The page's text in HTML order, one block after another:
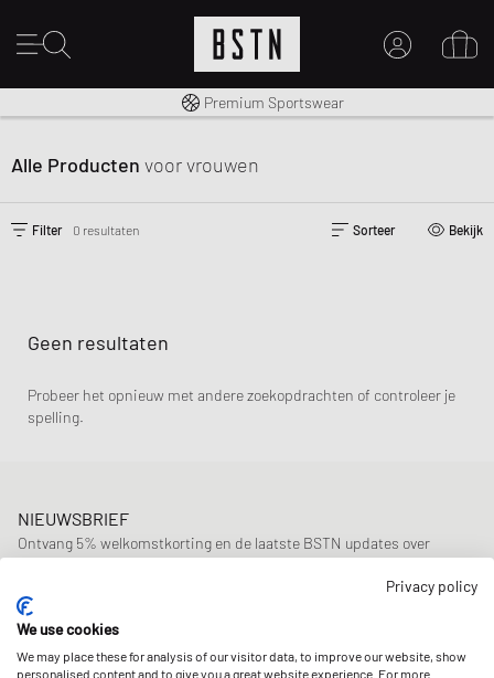
MIJN ACCOUNT
MAAK EEN ACCOUNT AAN
Gratis verzending naar NL vanaf € 100
Premium Sportswear
Alle Producten voor vrouwen
Filter 0 resultaten Sorteer Bekijk
Geen resultaten
Probeer het opnieuw met andere zoekopdrachten of controleer je
spelling.
NIEUWSBRIEF
Ontvang 5% welkomstkorting en de laatste BSTN updates over
E-mailadres
ONZE WINKELS
Privacy policy
We use cookies
We may place these for analysis of our visitor data, to improve our website, show
personalised content and to give you a great website experience. For more